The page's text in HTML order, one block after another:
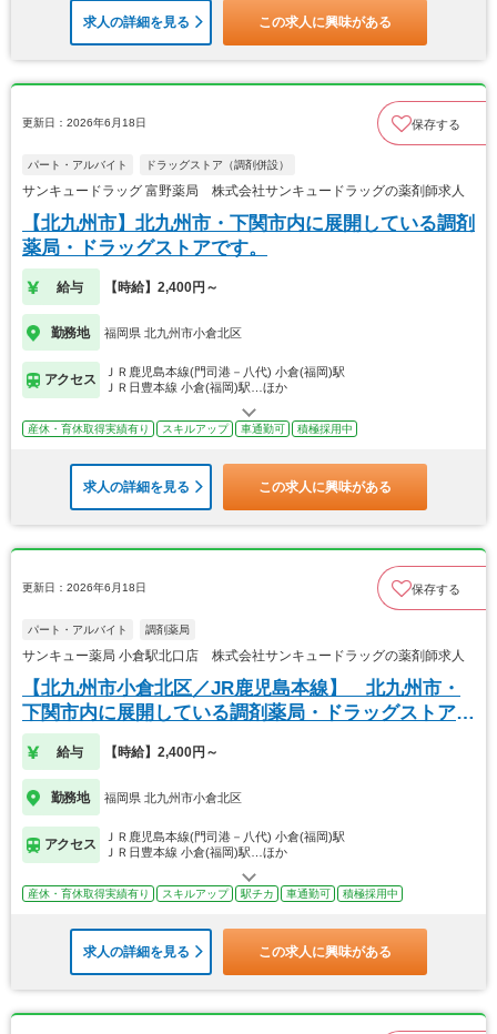
求人の詳細を見る この求人に興味がある
更新日：2026年6月18日 保存する
パート・アルバイト ドラッグストア（調剤併設）
サンキュードラッグ 富野薬局 株式会社サンキュードラッグの薬剤師求人
【北九州市】北九州市・下関市内に展開している調剤
薬局・ドラッグストアです。
給与 【時給】2,400円～
勤務地 福岡県 北九州市小倉北区
アクセス
ＪＲ鹿児島本線(門司港－八代) 小倉(福岡)駅
ＪＲ日豊本線 小倉(福岡)駅…ほか
産休・育休取得実績有り スキルアップ 車通勤可 積極採用中
求人の詳細を見る この求人に興味がある
更新日：2026年6月18日 保存する
パート・アルバイト 調剤薬局
サンキュー薬局 小倉駅北口店 株式会社サンキュードラッグの薬剤師求人
【北九州市小倉北区／JR鹿児島本線】 北九州市・
下関市内に展開している調剤薬局・ドラッグストアで
す
給与 【時給】2,400円～
勤務地 福岡県 北九州市小倉北区
アクセス
ＪＲ鹿児島本線(門司港－八代) 小倉(福岡)駅
ＪＲ日豊本線 小倉(福岡)駅…ほか
産休・育休取得実績有り スキルアップ 駅チカ 車通勤可 積極採用中
求人の詳細を見る この求人に興味がある